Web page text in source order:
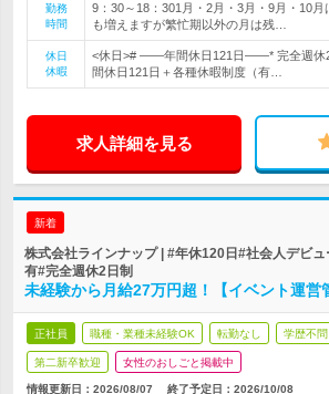
勤務
時間
9：30～18：301月・2月・3月・9月・10
も増えますが繁忙期以外の月は残…
休日
休暇
<休日># ――年間休日121日――* 完全週休
間休日121日＋各種休暇制度（有…
求人詳細を見る
新着
株式会社ラインナップ | #年休120日#社会人デビ
有#完全週休2日制
未経験から月給27万円超！【イベント運
正社員 職種・業種未経験OK 転勤なし 学歴不問
第二新卒歓迎 女性のおしごと掲載中
情報更新日：2026/08/07 終了予定日： 2026/10/08